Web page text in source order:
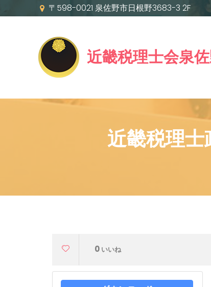
〒598-0021 泉佐野市日根野3683-3 2F
近畿税理士会泉
近畿税理
0 いいね